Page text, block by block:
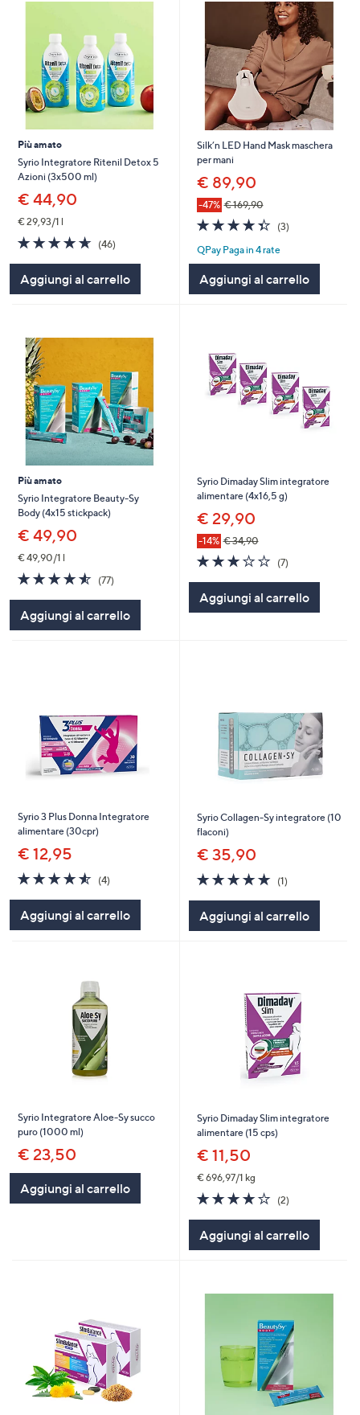
Più amato
Syrio Integratore Ritenil Detox 5
Azioni (3x500 ml)
€ 44,90
€ 29,93/1 l
4.6
of
Stars
(46)
Aggiungi al carrello
Silk’n LED Hand Mask maschera
per mani
€ 89,90
-47% € 169,90
4.3
of
5
Stars
(3)
QPay Paga in 4 rate
Aggiungi al carrello
Più amato
Syrio Integratore Beauty-Sy
Body (4x15 stickpack)
€ 49,90
€ 49,90/1 l
4.5
of
Stars
(77)
Aggiungi al carrello
Syrio Dimaday Slim integratore
alimentare (4x16,5 g)
€ 29,90
-14% € 34,90
3.0
of
Stars
(7)
Aggiungi al carrello
Syrio 3 Plus Donna Integratore
alimentare (30cpr)
€ 12,95
4.5
of
Stars
(4)4
Aggiungi al carrello
Syrio Collagen-Sy integratore (10
flaconi)
€ 35,90
5.0
of
Stars
(1)
Aggiungi al carrello
Syrio Integratore Aloe-Sy succo
puro (1000 ml)
€ 23,50
Aggiungi al carrello
Syrio Dimaday Slim integratore
alimentare (15 cps)
€ 11,50
€ 696,97/1 kg
4.0
of
Stars
(2)
Aggiungi al carrello